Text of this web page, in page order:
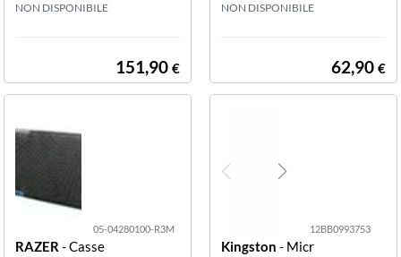
K
NON DISPONIBILE
151,90 €
NON DISPONIBILE
62,90 €
05-04280100-R3M
RAZER - Casse
12BB0993753
Kingston - Micr